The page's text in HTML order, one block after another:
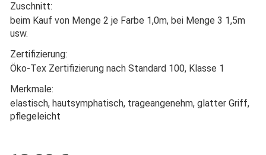
Zuschnitt:
beim Kauf von Menge 2 je Farbe 1,0m, bei Menge 3 1,5m
usw.
Zertifizierung:
Öko-Tex Zertifizierung nach Standard 100, Klasse 1
Merkmale:
elastisch, hautsymphatisch, trageangenehm, glatter Griff,
pflegeleicht